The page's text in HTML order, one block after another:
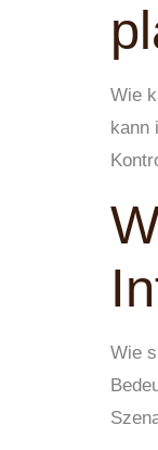
Wie
kann
Wie